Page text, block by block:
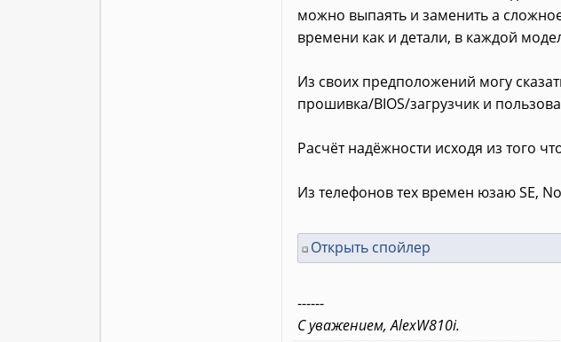
можно выпаять и заменить а
времени как и детали, в каждой
Из своих предположений могу
прошивка/BIOS/загрузчик и
Расчёт надёжности исходя из того
Из телефонов тех времен юзаю SE,
Открыть спойлер
------
C уважением, AlexW810i.